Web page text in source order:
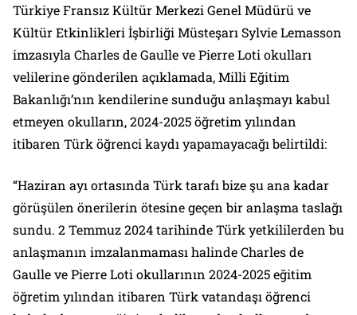
Türkiye Fransız Kültür Merkezi Genel Müdürü ve
Kültür Etkinlikleri İşbirliği Müsteşarı Sylvie Lemasson
imzasıyla Charles de Gaulle ve Pierre Loti okulları
velilerine gönderilen açıklamada, Milli Eğitim
Bakanlığı’nın kendilerine sunduğu anlaşmayı kabul
etmeyen okulların, 2024-2025 öğretim yılından
itibaren Türk öğrenci kaydı yapamayacağı belirtildi:
“Haziran ayı ortasında Türk tarafı bize şu ana kadar
görüşülen önerilerin ötesine geçen bir anlaşma taslağı
sundu. 2 Temmuz 2024 tarihinde Türk yetkililerden bu
anlaşmanın imzalanmaması halinde Charles de
Gaulle ve Pierre Loti okullarının 2024-2025 eğitim
öğretim yılından itibaren Türk vatandaşı öğrenci